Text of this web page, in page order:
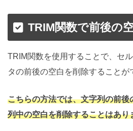
TRIM関数で前後の
TRIM関数を使用することで、セ
タの前後の空白を削除することが
こちらの方法では、文字列の前後
列中の空白を削除することはあり